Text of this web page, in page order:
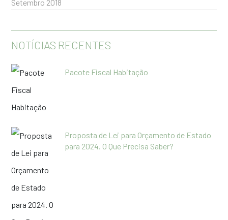
Setembro 2018
NOTÍCIAS RECENTES
Pacote Fiscal Habitação
Proposta de Lei para Orçamento de Estado
para 2024. O Que Precisa Saber?